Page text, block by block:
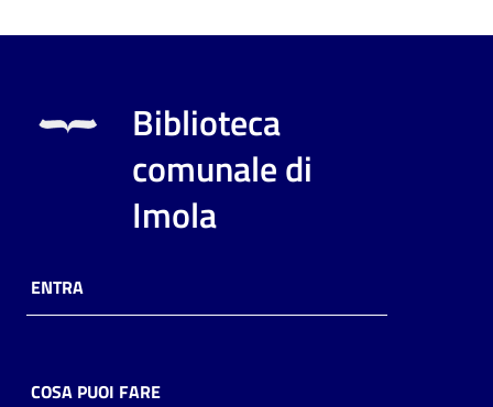
fare
Scopri
online
Biblioteca
comunale di
Imola
ENTRA
COSA PUOI FARE